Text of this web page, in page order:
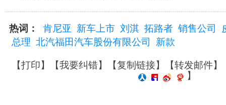
热词： 肯尼亚 新车上市 刘淇 拓路者 销售公司
总理 北汽福田汽车股份有限公司 新款
【打印】【我要纠错】【复制链接】【转发邮件】
】